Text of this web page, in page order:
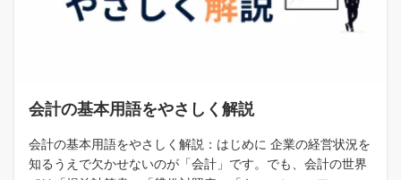
会計の基本用語をやさしく解説
会計の基本用語をやさしく解説：はじめに 企業の経営状況を
知るうえで欠かせないのが「会計」です。でも、会計の世界